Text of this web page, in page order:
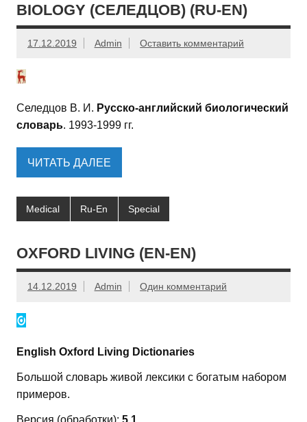
BIOLOGY (СЕЛЕДЦОВ) (RU-EN)
17.12.2019 Admin Оставить комментарий
Селедцов В. И. Русско-английский биологический
словарь. 1993-1999 гг.
ЧИТАТЬ ДАЛЕЕ
Medical Ru-En Special
OXFORD LIVING (EN-EN)
14.12.2019 Admin Один комментарий
English Oxford Living Dictionaries
Большой словарь живой лексики с богатым набором
примеров.
Версия (обработки): 5.1